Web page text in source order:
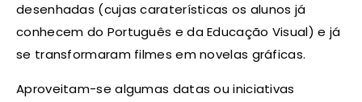
desenhadas (cujas caraterísticas os alunos já
conhecem do Português e da Educação Visual) e já
se transformaram filmes em novelas gráficas.
Aproveitam-se algumas datas ou iniciativas